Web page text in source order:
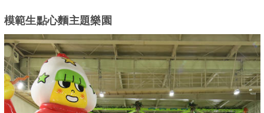
模範生點心麵主題樂園